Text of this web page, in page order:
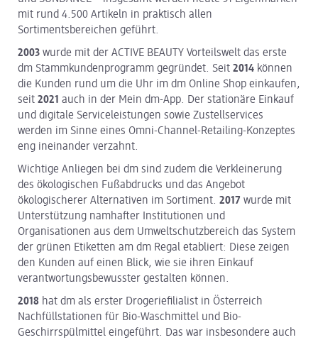
mit rund 4.500 Artikeln in praktisch allen
Sortimentsbereichen geführt.
2003 wurde mit der ACTIVE BEAUTY Vorteilswelt das erste
dm Stammkundenprogramm gegründet. Seit 2014 können
die Kunden rund um die Uhr im dm Online Shop einkaufen,
seit 2021 auch in der Mein dm-App. Der stationäre Einkauf
und digitale Serviceleistungen sowie Zustellservices
werden im Sinne eines Omni-Channel-Retailing-Konzeptes
eng ineinander verzahnt.
Wichtige Anliegen bei dm sind zudem die Verkleinerung
des ökologischen Fußabdrucks und das Angebot
ökologischerer Alternativen im Sortiment. 2017 wurde mit
Unterstützung namhafter Institutionen und
Organisationen aus dem Umweltschutzbereich das System
der grünen Etiketten am dm Regal etabliert: Diese zeigen
den Kunden auf einen Blick, wie sie ihren Einkauf
verantwortungsbewusster gestalten können.
2018 hat dm als erster Drogeriefilialist in Österreich
Nachfüllstationen für Bio-Waschmittel und Bio-
Geschirrspülmittel eingeführt. Das war insbesondere auch